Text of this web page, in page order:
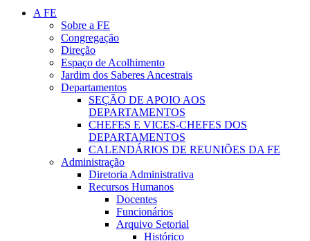
A FE
Sobre a FE
Congregação
Direção
Espaço de Acolhimento
Jardim dos Saberes Ancestrais
Departamentos
SEÇÃO DE APOIO AOS
DEPARTAMENTOS
CHEFES E VICES-CHEFES DOS
DEPARTAMENTOS
CALENDÁRIOS DE REUNIÕES DA FE
Administração
Diretoria Administrativa
Recursos Humanos
Docentes
Funcionários
Arquivo Setorial
Histórico